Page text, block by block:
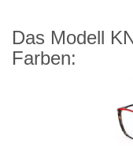
Das Modell
Farben: